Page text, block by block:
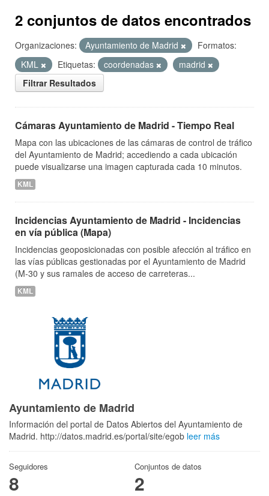
2 conjuntos de datos encontrados
Organizaciones: Ayuntamiento de Madrid
Formatos:
KML
Etiquetas: coordenadas
madrid
Filtrar Resultados
Cámaras Ayuntamiento de Madrid - Tiempo Real
Mapa con las ubicaciones de las cámaras de control de tráfico
del Ayuntamiento de Madrid; accediendo a cada ubicación
puede visualizarse una imagen capturada cada 10 minutos.
KML
Incidencias Ayuntamiento de Madrid - Incidencias
en vía pública (Mapa)
Incidencias geoposicionadas con posible afección al tráfico en
las vías públicas gestionadas por el Ayuntamiento de Madrid
(M-30 y sus ramales de acceso de carreteras...
KML
Ayuntamiento de Madrid
Información del portal de Datos Abiertos del Ayuntamiento de
Madrid. http://datos.madrid.es/portal/site/egob leer más
Seguidores
8
Conjuntos de datos
2